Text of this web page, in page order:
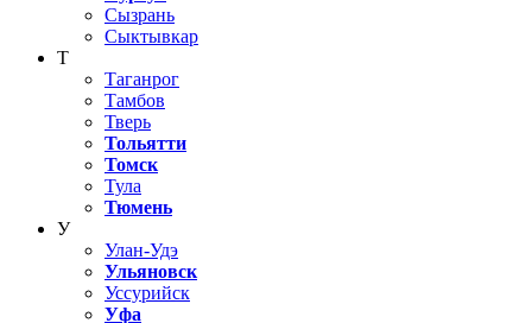
Сызрань
Сыктывкар
Т
Таганрог
Тамбов
Тверь
Тольятти
Томск
Тула
Тюмень
У
Улан-Удэ
Ульяновск
Уссурийск
Уфа